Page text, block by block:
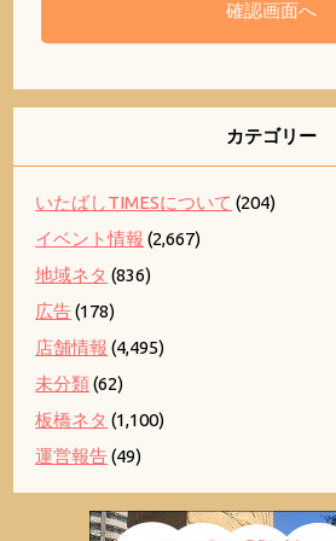
カテゴリー
いたばしTIMESについて (204)
イベント情報 (2,667)
地域ネタ (836)
広告(178)
店舗情報 (4,495)
未分類(62)
板橋ネタ (1,100)
運営報告(49)